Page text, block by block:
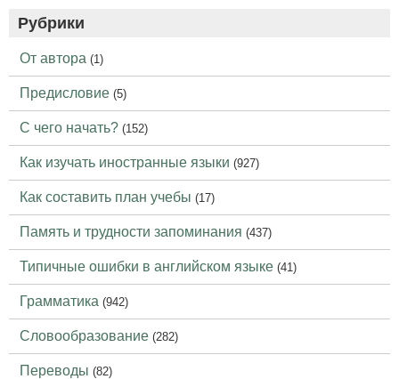
Рубрики
От автора (1)
Предисловие (5)
С чего начать? (152)
Как изучать иностранные языки (927)
Как составить план учебы (17)
Память и трудности запоминания (437)
Типичные ошибки в английском языке (41)
Грамматика (942)
Словообразование (282)
Переводы (82)